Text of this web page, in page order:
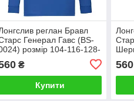
реглан Бравл
Генерал Гавс (BS-
розмір 104-116-128-
₴
Купити
560